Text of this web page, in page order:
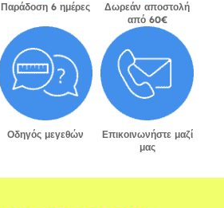
Παράδοση 6 ημέρες
Δωρεάν αποστολή
από 60€
Οδηγός μεγεθών
Επικοινωνήστε μαζί
μας